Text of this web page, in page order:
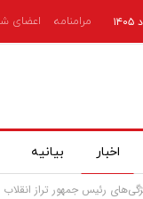
مرامنامه اعضای
اخبار بیانیه
رئیس جمهور تراز انقلاب